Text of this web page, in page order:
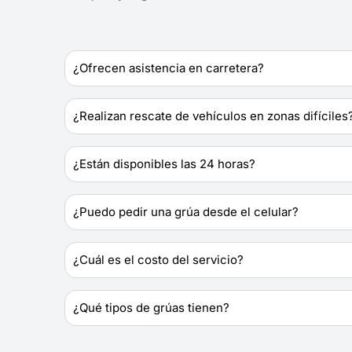
¿Ofrecen asistencia en carretera?
¿Realizan rescate de vehículos en zonas
¿Están disponibles las 24 horas?
¿Puedo pedir una grúa desde el celular?
¿Cuál es el costo del servicio?
¿Qué tipos de grúas tienen?